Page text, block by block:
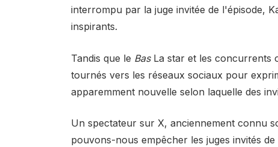
interrompu par la juge invitée de l'épisode,
inspirants.
Tandis que le BasLa star et les concurrents
tournés vers les réseaux sociaux pour
apparemment nouvelle selon laquelle des
Un spectateur sur X, anciennement connu
pouvons-nous empêcher les juges invités